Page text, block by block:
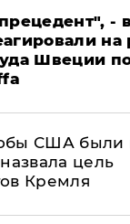
-
Швеции
США были
цель
Кремля